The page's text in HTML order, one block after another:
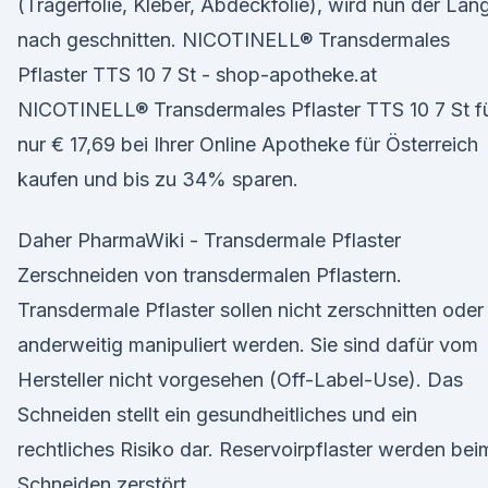
(Trägerfolie, Kleber, Abdeckfolie), wird nun der
nach geschnitten. NICOTINELL® Transdermales
Pflaster TTS 10 7 St - shop-apotheke.at
NICOTINELL® Transdermales Pflaster TTS 10 7 St
nur € 17,69 bei Ihrer Online Apotheke für Österreich
kaufen und bis zu 34% sparen.
Daher PharmaWiki - Transdermale Pflaster
Zerschneiden von transdermalen Pflastern.
Transdermale Pflaster sollen nicht zerschnitten oder
anderweitig manipuliert werden. Sie sind dafür vom
Hersteller nicht vorgesehen (Off-Label-Use). Das
Schneiden stellt ein gesundheitliches und ein
rechtliches Risiko dar. Reservoirpflaster werden